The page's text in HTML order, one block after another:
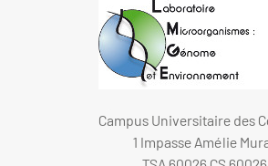
Campus Universitaire des
1 Impasse Amélie